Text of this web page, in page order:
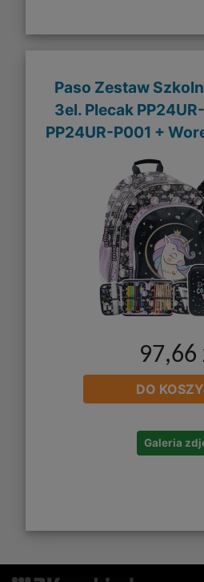
Paso Zestaw
3el. Plecak
PP24UR-P001 +
97,66
DO
Galeria